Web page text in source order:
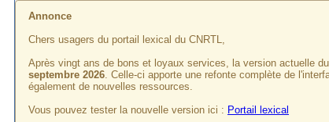
Annonce
Chers usagers du portail lexical du CNRTL,
Après vingt ans de bons et loyaux services, la version actuelle
septembre 2026. Celle-ci apporte une refonte complète de
également de nouvelles ressources.
Vous pouvez tester la nouvelle version ici : Portail lexical